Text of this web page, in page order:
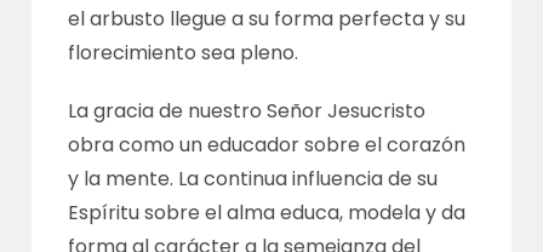
el arbusto llegue a su forma perfecta y su
florecimiento sea pleno.
La gracia de nuestro Señor Jesucristo
obra como un educador sobre el corazón
y la mente. La continua influencia de su
Espíritu sobre el alma educa, modela y da